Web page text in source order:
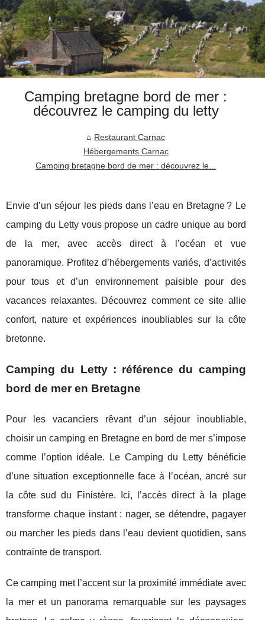
Camping bretagne bord de mer :
découvrez le camping du letty
Restaurant Carnac
Hébergements Carnac
Camping bretagne bord de mer : découvrez le...
Envie d’un séjour les pieds dans l’eau en Bretagne ? Le
camping du Letty vous propose un cadre unique au bord
de la mer, avec accès direct à l’océan et vue
panoramique. Profitez d’hébergements variés, d’activités
pour tous et d’un environnement paisible pour des
vacances relaxantes. Découvrez comment ce site allie
confort, nature et expériences inoubliables sur la côte
bretonne.
Camping du Letty : référence du camping
bord de mer en Bretagne
Pour les vacanciers rêvant d’un séjour inoubliable,
choisir un camping en Bretagne en bord de mer s’impose
comme l’option idéale. Le Camping du Letty bénéficie
d’une situation exceptionnelle face à
l’océan, ancré sur
la côte sud du Finistère. Ici, l’accès direct à la plage
transforme chaque instant : nager, se détendre, pagayer
ou marcher les pieds dans l’eau devient quotidien, sans
contrainte de transport.
Ce camping met l’accent sur la proximité immédiate avec
la mer et un panorama remarquable sur les paysages